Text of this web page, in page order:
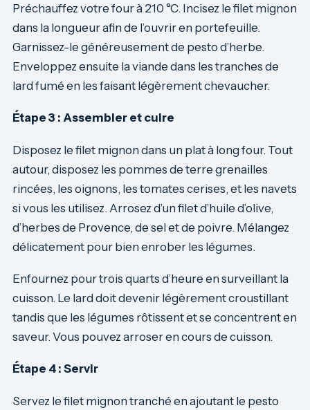
Préchauffez votre four à 210 °C. Incisez le filet mignon
dans la longueur afin de l’ouvrir en portefeuille.
Garnissez-le généreusement de pesto d’herbe.
Enveloppez ensuite la viande dans les tranches de
lard fumé en les faisant légèrement chevaucher.
Étape 3 : Assembler et cuire
Disposez le filet mignon dans un plat à long four. Tout
autour, disposez les pommes de terre grenailles
rincées, les oignons, les tomates cerises, et les navets
si vous les utilisez. Arrosez d’un filet d’huile d’olive,
d’herbes de Provence, de sel et de poivre. Mélangez
délicatement pour bien enrober les légumes.
Enfournez pour trois quarts d’heure en surveillant la
cuisson. Le lard doit devenir légèrement croustillant
tandis que les légumes rôtissent et se concentrent en
saveur. Vous pouvez arroser en cours de cuisson.
Étape 4 : Servir
Servez le filet mignon tranché en ajoutant le pesto